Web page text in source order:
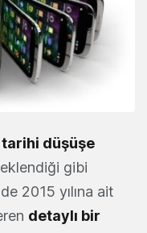
düşüşe
gibi
2015 yılına ait
detaylı bir